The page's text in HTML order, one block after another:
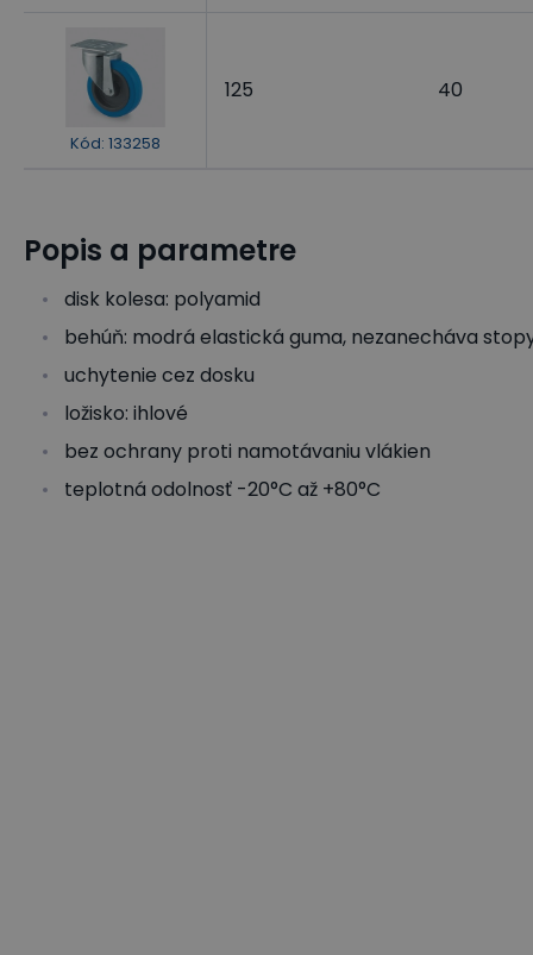
Kód: 133258
125 40
Popis a parametre
disk kolesa: polyamid
behúň: modrá elastická guma, nezanecháva
uchytenie cez dosku
ložisko: ihlové
bez ochrany proti namotávaniu vlákien
teplotná odolnosť -20°C až +80°C